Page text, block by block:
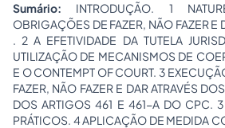
Sumário: INTRODUÇÃO. 1
OBRIGAÇÕES DE FAZER, NÃO FAZER E
. 2 A EFETIVIDADE DA TUTELA
UTILIZAÇÃO DE MECANISMOS DE
E O CONTEMPT OF COURT. 3
FAZER, NÃO FAZER E DAR ATRAVÉS
DOS ARTIGOS 461 E 461-A DO CPC.
PRÁTICOS. 4 APLICAÇÃO DE MEDIDA